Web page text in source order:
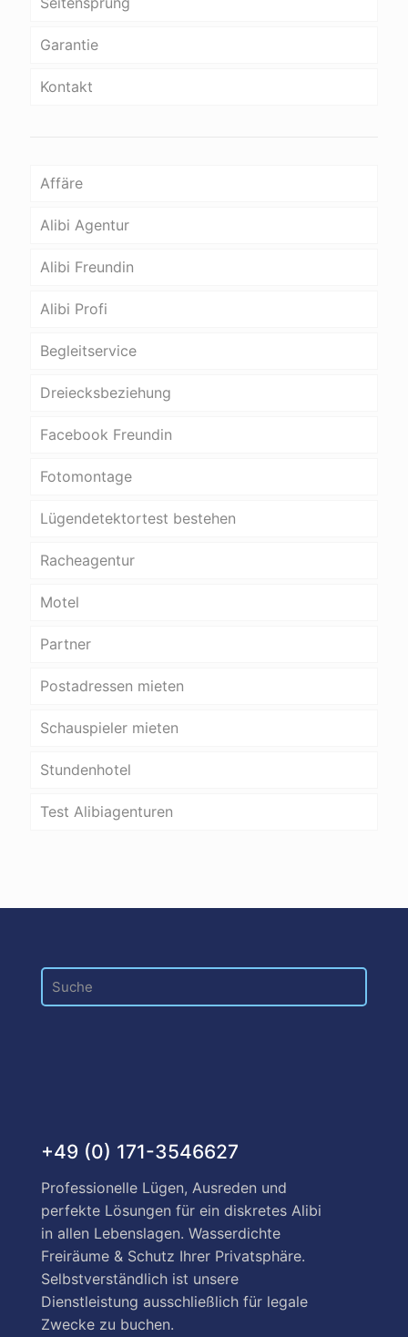
Garantie
Kontakt
Affäre
Alibi Agentur
Alibi Freundin
Alibi Profi
Begleitservice
Dreiecksbeziehung
Facebook Freundin
Fotomontage
Lügendetektortest bestehen
Racheagentur
Motel
Partner
Postadressen mieten
Schauspieler mieten
Stundenhotel
Test Alibiagenturen
+49 (0) 171-3546627
Professionelle Lügen, Ausreden und
perfekte Lösungen für ein diskretes Alibi
in allen Lebenslagen. Wasserdichte
Freiräume & Schutz Ihrer Privatsphäre.
Selbstverständlich ist unsere
Dienstleistung ausschließlich für legale
Zwecke zu buchen.